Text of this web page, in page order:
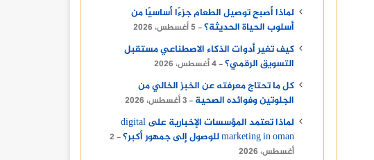
لماذا أصبح توصيل الطعام جزءًا أساسيًا من
أسلوب الحياة الحديثة؟
5 أغسطس، 2026
كيف تغير أدوات الذكاء الاصطناعي مستقبل
التسويق الرقمي؟
4 أغسطس، 2026
كل ما تحتاج معرفته عن الخبز الخالي من
الجلوتين وفوائده الصحية
3 أغسطس، 2026
لماذا تعتمد المؤسسات الإخبارية على digital
marketing in oman للوصول إلى جمهور أكبر؟
2
أغسطس، 2026